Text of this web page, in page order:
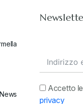
Accetto
privacy